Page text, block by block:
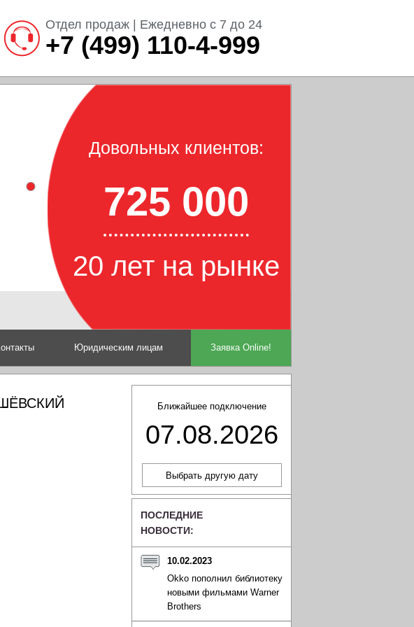
Отдел продаж | Ежедневно с 7 до 24
+7 (499) 110-4-999
Довольных клиентов:
725 000
20 лет на рынке
Юридическим лицам Заявка Online!
Ближайшее подключение
07.08.2026
ПОСЛЕДНИЕ
НОВОСТИ:
10.02.2023
Okko пополнил библиотеку
новыми фильмами Warner
Brothers